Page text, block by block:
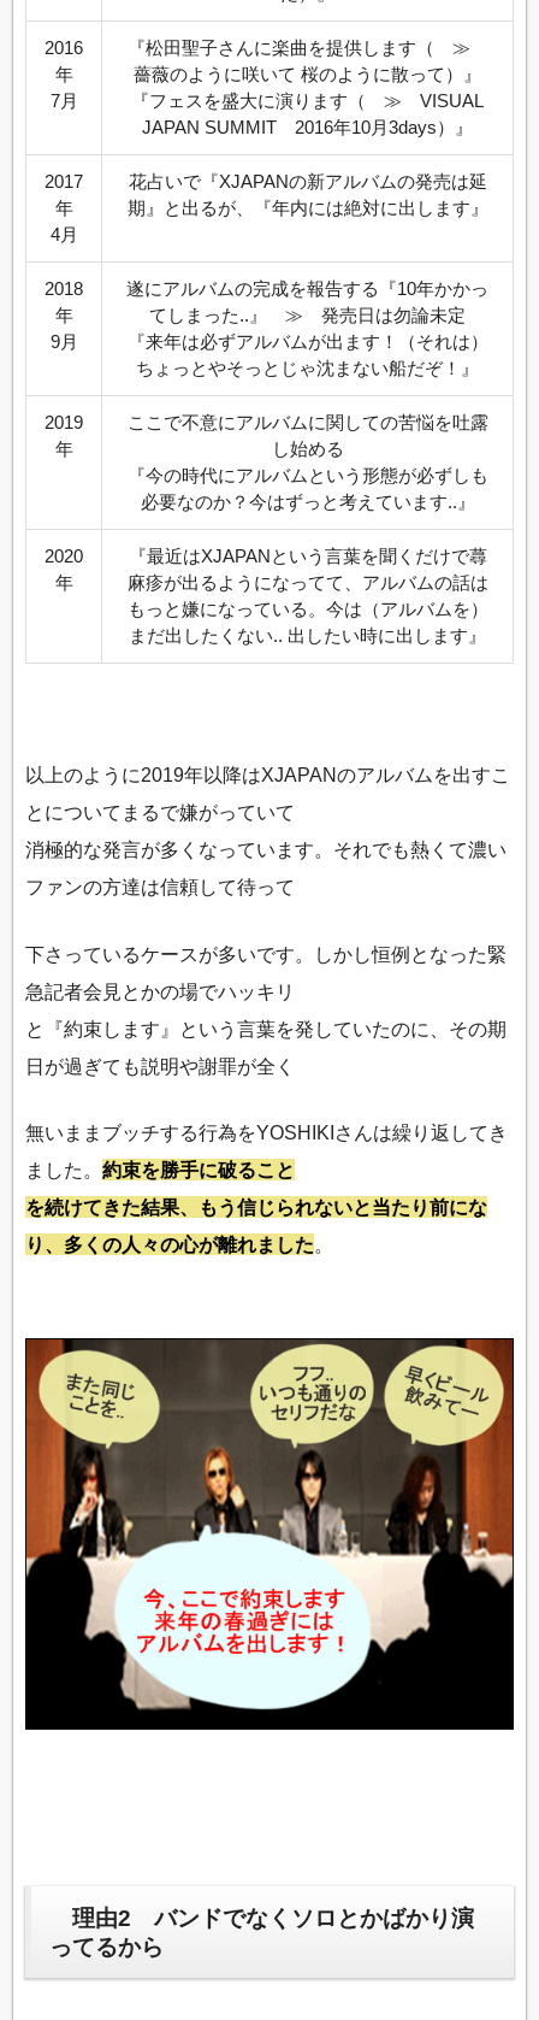
2016
年
7月
『松田聖子さんに楽曲を提供します（ ≫
薔薇のように咲いて 桜のように散って）』
『フェスを盛大に演ります（ ≫ VISUAL
JAPAN SUMMIT 2016年10月3days）』
2017
年
4月
花占いで『XJAPANの新アルバムの発売は延
期』と出るが、『年内には絶対に出します』
2018
年
9月
遂にアルバムの完成を報告する『10年かかっ
てしまった..』 ≫ 発売日は勿論未定
『来年は必ずアルバムが出ます！（それは）
ちょっとやそっとじゃ沈まない船だぞ！』
2019
年
ここで不意にアルバムに関しての苦悩を吐露
し始める
『今の時代にアルバムという形態が必ずしも
必要なのか？今はずっと考えています..』
2020
年
『最近はXJAPANという言葉を聞くだけで蕁
麻疹が出るようになってて、アルバムの話は
もっと嫌になっている。今は（アルバムを）
まだ出したくない.. 出したい時に出します』
以上のように2019年以降はXJAPANのアルバムを出すこ
とについてまるで嫌がっていて
消極的な発言が多くなっています。それでも熱くて濃い
ファンの方達は信頼して待って
下さっているケースが多いです。しかし恒例となった緊
急記者会見とかの場でハッキリ
と『約束します』という言葉を発していたのに、その期
日が過ぎても説明や謝罪が全く
無いままブッチする行為をYOSHIKIさんは繰り返してき
ました。 約束を勝手に破ること
を続けてきた結果、もう信じられないと当たり前にな
り、多くの人々の心が離れました。
理由2 バンドでなくソロとかばかり演
ってるから